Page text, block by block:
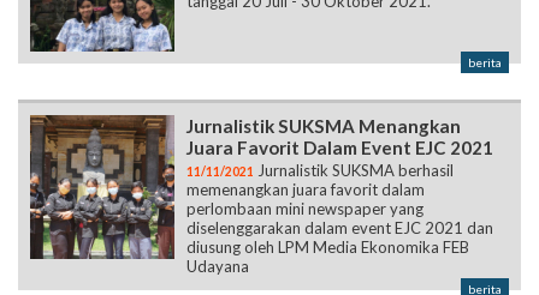
berita
Jurnalistik SUKSMA Menangkan
Juara Favorit Dalam Event EJC 2021
11/11/2021 Jurnalistik SUKSMA berhasil
memenangkan juara favorit dalam
perlombaan mini newspaper yang
diselenggarakan dalam event EJC 2021 dan
diusung oleh LPM Media Ekonomika FEB
Udayana
berita